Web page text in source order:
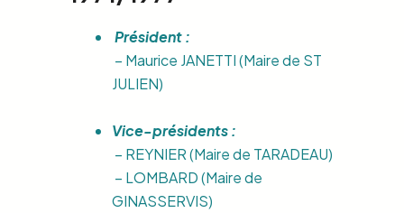
Président :
– Maurice JANETTI (Maire de ST
JULIEN)
Vice-présidents :
– REYNIER (Maire de TARADEAU)
– LOMBARD (Maire de
GINASSERVIS)